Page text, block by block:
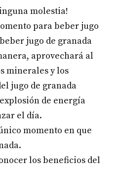
molestia!
para beber jugo
jugo de granada
aprovechará al
minerales y los
jugo de granada
de energía
el día.
momento en que
los beneficios del